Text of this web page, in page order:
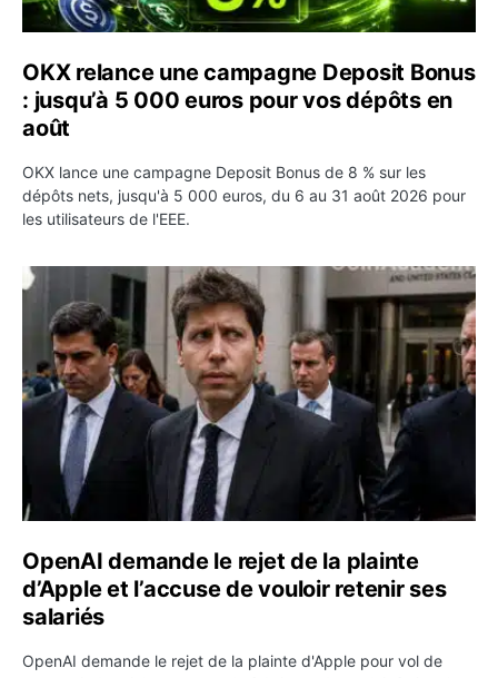
OKX relance une campagne Deposit Bonus
: jusqu’à 5 000 euros pour vos dépôts en
août
OKX lance une campagne Deposit Bonus de 8 % sur les
dépôts nets, jusqu'à 5 000 euros, du 6 au 31 août 2026 pour
les utilisateurs de l'EEE.
OpenAI demande le rejet de la plainte d’Apple et
OpenAI demande le rejet de la plainte
d’Apple et l’accuse de vouloir retenir ses
salariés
OpenAI demande le rejet de la plainte d'Apple pour vol de